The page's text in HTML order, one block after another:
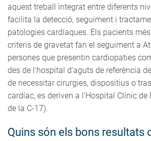
aquest treball integrat entre diferents
facilita la detecció, seguiment i
patologies cardíaques. Els pacients
criteris de gravetat fan el seguiment a
persones que presentin cardiopaties
des de l'hospital d'aguts de referència
de necessitar cirurgies, dispositius o
cardíac, es deriven a l'Hospital Clínic de
de la C-17).
Quins són els bons resultats